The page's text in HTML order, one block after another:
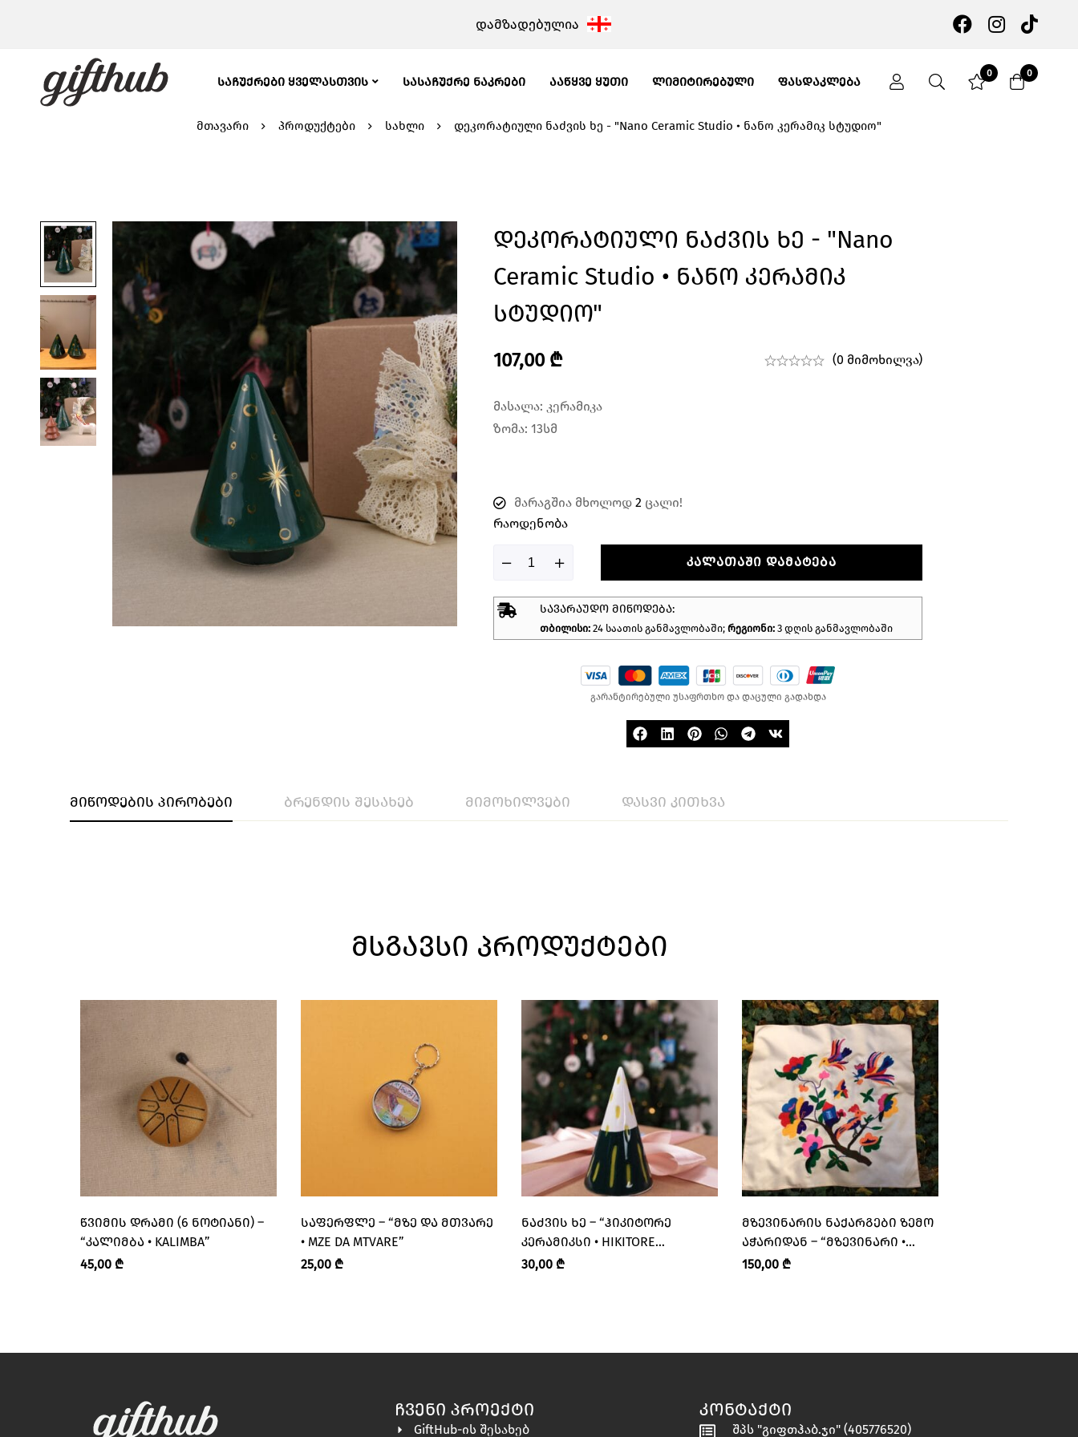
დამზადებულია
ᲡᲐᲩᲣᲥᲠᲔᲑᲘ ᲧᲕᲔᲚᲐᲡᲗᲕᲘᲡ ᲡᲐᲡᲐᲩᲣᲥᲠᲔ ᲜᲐᲙᲠᲔᲑᲘ ᲐᲐᲬᲧᲕᲔ ᲧᲣᲗᲘ ᲚᲘᲛᲘᲢᲘᲠᲔᲑᲣᲚᲘ ᲤᲐᲡᲓᲐᲙᲚᲔᲑᲐ
0 0
მთავარი პროდუქტები სახლი დეკორატიული ნაძვის ხე - "Nano Ceramic Studio • ნანო კერამიკ სტუდიო"
Დეკორატიული Ნაძვის Ხე - "Nano
Ceramic Studio • Ნანო Კერამიკ
Სტუდიო"
107,00 ₾ (0 მიმოხილვა)
მასალა: კერამიკა
ზომა: 13სმ
მარაგშია მხოლოდ 2 ცალი!
Რაოდენობა
ᲙᲐᲚᲐᲗᲐᲨᲘ ᲓᲐᲛᲐᲢᲔᲑᲐ
ᲡᲐᲕᲐᲠᲐᲣᲓᲝ ᲛᲘᲬᲝᲓᲔᲑᲐ:
თბილისი: 24 საათის განმავლობაში; რეგიონი: 3 დღის განმავლობაში
გარანტირებული უსაფრთხო და დაცული გადახდა
მიწოდების პირობები ბრენდის შესახებ მიმოხილვები დასვი კითხვა
ᲛᲡᲒᲐᲕᲡᲘ ᲞᲠᲝᲓᲣᲥᲢᲔᲑᲘ
ᲬᲕᲘᲛᲘᲡ ᲓᲠᲐᲛᲘ (6 ᲜᲝᲢᲘᲐᲜᲘ) –
“ᲙᲐᲚᲘᲛᲑᲐ • KALIMBA”
45,00 ₾
ᲡᲐᲤᲔᲠᲤᲚᲔ – “ᲛᲖᲔ ᲓᲐ ᲛᲗᲕᲐᲠᲔ
• MZE DA MTVARE”
25,00 ₾
ᲜᲐᲫᲕᲘᲡ ᲮᲔ – “ᲰᲘᲙᲘᲢᲝᲠᲔ
ᲙᲔᲠᲐᲛᲘᲙᲡᲘ • HIKITORE
CERAMICS”
30,00 ₾
ᲛᲖᲔᲕᲘᲜᲐᲠᲘᲡ ᲜᲐᲥᲐᲠᲒᲔᲑᲘ ᲖᲔᲛᲝ
ᲐᲭᲐᲠᲘᲓᲐᲜ – “ᲛᲖᲔᲕᲘᲜᲐᲠᲘ •
MZEVINARI”
150,00 ₾
ᲩᲕᲔᲜᲘ ᲞᲠᲝᲔᲥᲢᲘ
GiftHub-ის შესახებ
ᲙᲝᲜᲢᲐᲥᲢᲘ
შპს "გიფთჰაბ.ჯი" (405776520)